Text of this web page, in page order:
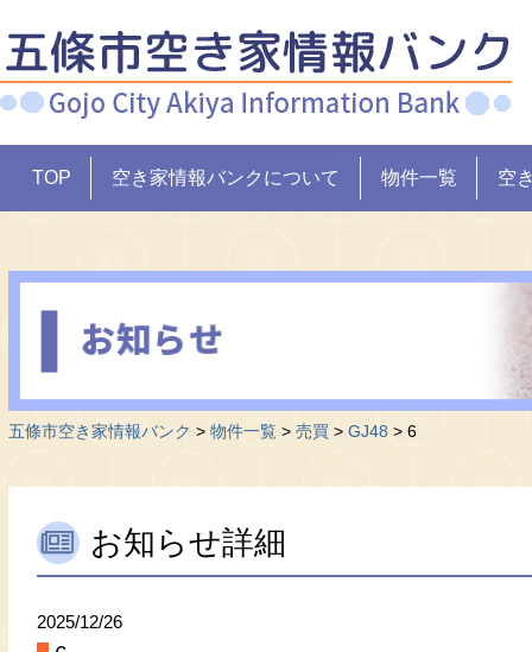
TOP 空き家情報バンクについて 物件一覧 空
五條市空き家情報バンク > 物件一覧 > 売買 > GJ48 > 6
お知らせ詳細
2025/12/26